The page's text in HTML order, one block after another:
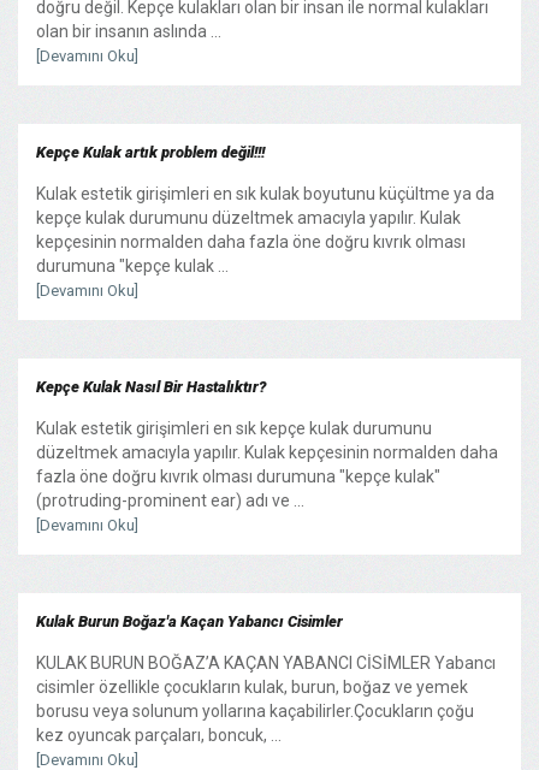
doğru değil. Kepçe kulakları olan bir insan ile normal kulakları
olan bir insanın aslında ...
[Devamını Oku]
Kepçe Kulak artık problem değil!!!
Kulak estetik girişimleri en sık kulak boyutunu küçültme ya da
kepçe kulak durumunu düzeltmek amacıyla yapılır. Kulak
kepçesinin normalden daha fazla öne doğru kıvrık olması
durumuna "kepçe kulak ...
[Devamını Oku]
Kepçe Kulak Nasıl Bir Hastalıktır?
Kulak estetik girişimleri en sık kepçe kulak durumunu
düzeltmek amacıyla yapılır. Kulak kepçesinin normalden daha
fazla öne doğru kıvrık olması durumuna "kepçe kulak"
(protruding-prominent ear) adı ve ...
[Devamını Oku]
Kulak Burun Boğaz'a Kaçan Yabancı Cisimler
KULAK BURUN BOĞAZ’A KAÇAN YABANCI CİSİMLER Yabancı
cisimler özellikle çocukların kulak, burun, boğaz ve yemek
borusu veya solunum yollarına kaçabilirler.Çocukların çoğu
kez oyuncak parçaları, boncuk, ...
[Devamını Oku]